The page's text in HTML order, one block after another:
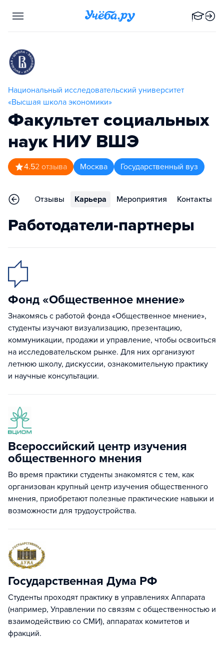
Национальный исследовательский университет
«Высшая школа экономики»
Факультет социальных
наук НИУ ВШЭ
4.52 отзыва Москва Государственный вуз
Отзывы Карьера Мероприятия Контакты
Работодатели-партнеры
Фонд «Общественное мнение»
Знакомясь с работой фонда «Общественное мнение»,
студенты изучают визуализацию, презентацию,
коммуникации, продажи и управление, чтобы освоиться
на исследовательском рынке. Для них организуют
летнюю школу, дискуссии, ознакомительную практику
и научные консультации.
Всероссийский центр изучения
общественного мнения
Во время практики студенты знакомятся с тем, как
организован крупный центр изучения общественного
мнения, приобретают полезные практические навыки и
возможности для трудоустройства.
Государственная Дума РФ
Студенты проходят практику в управлениях Аппарата
(например, Управлении по связям с общественностью и
взаимодействию со СМИ), аппаратах комитетов и
фракций.